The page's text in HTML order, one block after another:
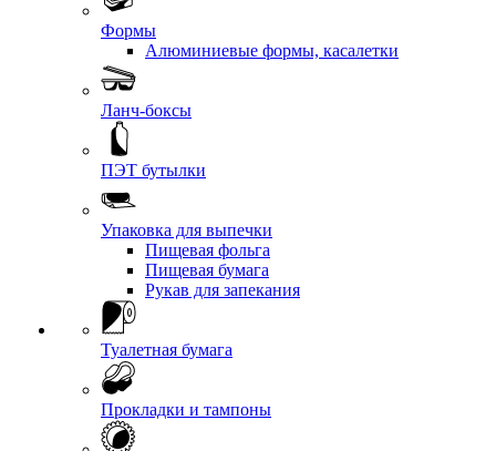
Формы
Алюминиевые формы, касалетки
Ланч-боксы
ПЭТ бутылки
Упаковка для выпечки
Пищевая фольга
Пищевая бумага
Рукав для запекания
Туалетная бумага
Прокладки и тампоны